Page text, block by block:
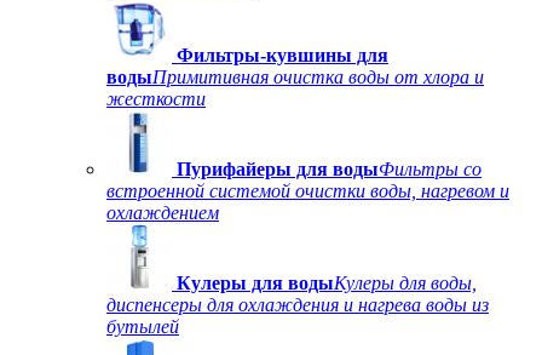
Фильтры-кувшины для
водыПримитивная очистка воды от хлора и
жесткости
Пурифайеры для водыФильтры со
встроенной системой очистки воды, нагревом и
охлаждением
Кулеры для водыКулеры для воды,
диспенсеры для охлаждения и нагрева воды из
бутылей